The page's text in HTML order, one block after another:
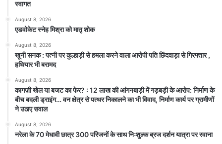
स्वागत
August 8, 2026
एडवोकेट स्नेह मिश्रा को मातृ शोक
August 8, 2026
खूनी सनक : पत्नी पर कुल्हाड़ी से हमला करने वाला आरोपी पति छिंदवाड़ा से गिरफ्तार ,
हथियार भी बरामद
August 8, 2026
कागज़ी खेल या बजट का फेर? : 12 लाख की आंगनबाड़ी में गड़बड़ी के आरोप: निर्माण के
बीच बदली ड्राइंग… वन क्षेत्र से पत्थर निकालने का भी विवाद, निर्माण कार्य पर ग्रामीणों
ने उठाए सवाल
August 8, 2026
नरेला के 70 मेधावी छात्र 300 परिजनों के साथ निःशुल्क ब्रज दर्शन यात्रा पर रवाना